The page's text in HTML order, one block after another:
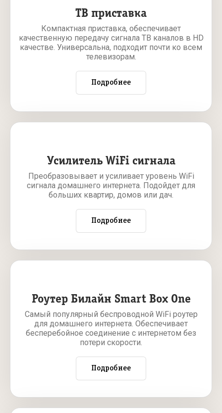
ТВ приставка
Компактная приставка, обеспечивает
качественную передачу сигнала ТВ каналов в HD
качестве. Универсальна, подходит почти ко всем
телевизорам.
Подробнее
Усилитель WiFi сигнала
Преобразовывает и усиливает уровень WiFi
сигнала домашнего интернета. Подойдет для
больших квартир, домов или дач.
Подробнее
Роутер Билайн Smart Box One
Самый популярный беспроводной WiFi роутер
для домашнего интернета. Обеспечивает
бесперебойное соединение с интернетом без
потери скорости.
Подробнее